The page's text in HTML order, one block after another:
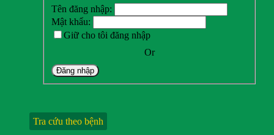
Tên đăng nhập:
Mật khẩu:
Giữ cho tôi đăng nhập
Or
Đăng nhập
Tra cứu theo bệnh